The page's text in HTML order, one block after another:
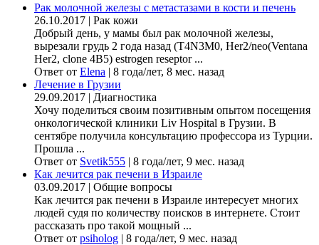
Рак молочной железы с метастазами в кости и печень
26.10.2017 | Рак кожи
Добрый день, у мамы был рак молочной железы,
вырезали грудь 2 года назад (Т4N3M0, Her2/neo(Ventana
Her2, clone 4B5) estrogen reseptor ...
Ответ от Elena | 8 года/лет, 8 мес. назад
Лечение в Грузии
29.09.2017 | Диагностика
Хочу поделиться своим позитивным опытом посещения
онкологической клиники Liv Hospital в Грузии. В
сентябре получила консультацию профессора из Турции.
Прошла ...
Ответ от Svetik555 | 8 года/лет, 9 мес. назад
Как лечится рак печени в Израиле
03.09.2017 | Общие вопросы
Как лечится рак печени в Израиле интересует многих
людей судя по количеству поисков в интернете. Стоит
рассказать про такой мощный ...
Ответ от psiholog | 8 года/лет, 9 мес. назад